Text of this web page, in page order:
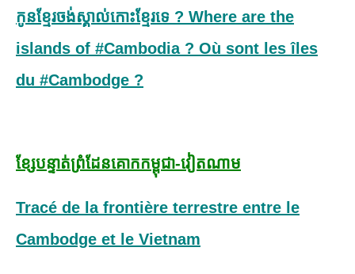
កូនខ្មែរចង់ស្គាល់កោះខ្មែរទេ ? Where are the
islands of #Cambodia ? Où sont les îles
du #Cambodge ?
ខ្សែបន្ទាត់ព្រំដែន​គោក​កម្ពុជា-វៀតណាម
Tracé de la frontière terrestre entre le
Cambodge et le Vietnam